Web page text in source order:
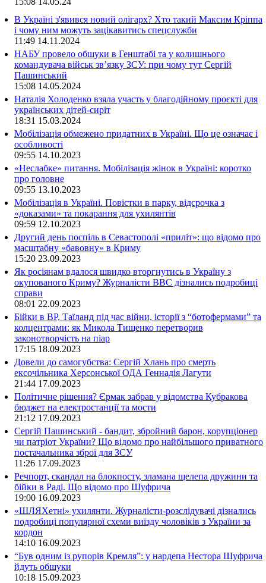
В Україні з'явився новий олігарх? Хто такий Максим Кріппа
і чому ним можуть зацікавитись спецслужби
11:49 14.11.2024
НАБУ провело обшуки в Генштабі та у колишнього
командувача військ зв’язку ЗСУ: при чому тут Сергій
Пашинський
15:08 14.05.2024
Наталія Холоденко взяла участь у благодійному проєкті для
українських дітей-сиріт
18:31 15.03.2024
Мобілізація обмежено придатних в Україні. Що це означає і
особливості
09:55 14.10.2023
«Неслабке» питання. Мобілізація жінок в Україні: коротко
про головне
09:55 13.10.2023
Мобілізація в Україні. Повістки в парку, відсрочка з
«доказами» та покарання для ухилянтів
09:59 12.10.2023
Другий день поспіль в Севастополі «приліт»: що відомо про
масштабну «бавовну» в Криму
15:20 23.09.2023
Як росіянам вдалося швидко вторгнутись в Україну з
окупованого Криму? Журналісти ВВС дізнались подробиці
справи
08:01 22.09.2023
Бійки в ВР, Таїланд під час війни, історії з “ботофермами” та
колцентрами: як Микола Тищенко перетворив
законотворчість на піар
17:15 18.09.2023
Довели до самогубства: Сергій Хлань про смерть
ексочільника Херсонської ОДА Геннадія Лагути
21:44 17.09.2023
Політичне рішення? Єрмак забрав у відомства Кубракова
бюджет на електростанції та мости
21:12 17.09.2023
Сергій Пашинський - бандит, збройний барон, корупціонер
чи патріот України? Що відомо про найбільшого приватного
постачальника зброї для ЗСУ
11:26 17.09.2023
Речпорт, скандал на блокпосту, зламана щелепа дружини та
бійки в Раді. Що відомо про Шуфрича
19:00 16.09.2023
«ШЛЯХетні» ухилянти. Журналісти-розслідувачі дізнались
подробиці популярної схеми виїзду чоловіків з України за
кордон
14:10 16.09.2023
“Був одним із рупорів Кремля”: у нардепа Нестора Шуфрича
йдуть обшуки
10:18 15.09.2023